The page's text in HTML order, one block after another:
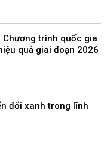
Chương trình quốc gia
quả giai đoạn 2026
đổi xanh trong lĩnh